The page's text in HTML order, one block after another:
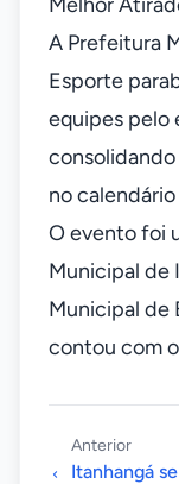
A Prefeitura
Esporte
equipes pelo
no
O evento foi
Municipal de
Municipal de
contou com
Anterior
Itanhangá